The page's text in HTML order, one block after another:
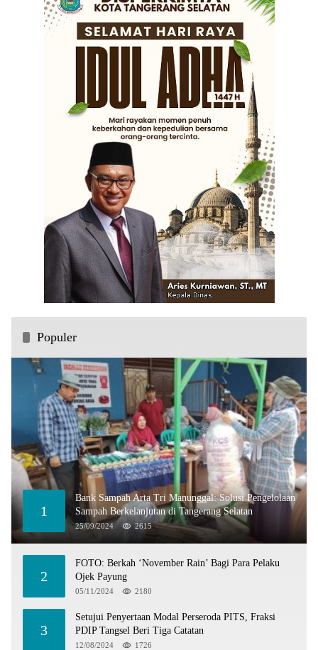
Populer
1
Bank Sampah Arta Tri Manunggal: Solusi Pengelolaan
Sampah Berkelanjutan di Tangerang Selatan
25/09/2024 2615
2
FOTO: Berkah ‘November Rain’ Bagi Para Pelaku
Ojek Payung
05/11/2024 2180
3
Setujui Penyertaan Modal Perseroda PITS, Fraksi
PDIP Tangsel Beri Tiga Catatan
12/08/2024 1726